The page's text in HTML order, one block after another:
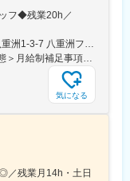
京等へ出張（宿泊も伴
外出張の場合がござい
のCMC業務の経験者や
です。
フ◆残業20h／
＜勤務地詳細＞本社住所：東京都中央区八重洲1-3-7 八重洲ファーストフィナンシャルビル13F受動喫煙対策：屋内全面禁煙変更の範囲：会社の定める事業所
＜予定年収＞400万円～500万円＜賃金形態＞月給制補足事項なし＜賃金内訳＞月額（基本給）：235,000円～284,000円固定残業手当/月：45,000円～66,000円（固定残業時間25時間0分/月）超過した時間外労働の残業手当は追加支給＜月給＞280,000円～350,000円（一律手当を含む）＜昇給有無＞有＜残業手当＞有＜給与補足＞※給与詳細は、ご経験やスキルを考慮のうえ決定します。■昇給：年1回 査定により決定■賞与：年2回（7 月・12 月） 都度査定により決定 算定対象期間に準ずる賃金はあくまでも目安の金額であり、選考を通じて上下する可能性があります。月給(月額)は固定手当を含めた表記です。
気になる
／残業月14h・土日